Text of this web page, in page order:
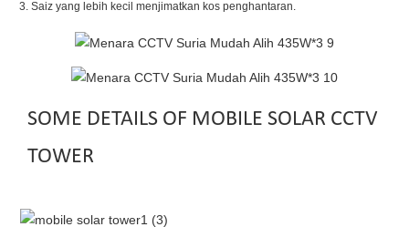
3. Saiz yang lebih kecil menjimatkan kos penghantaran.
SOME DETAILS OF MOBILE SOLAR CCTV
TOWER